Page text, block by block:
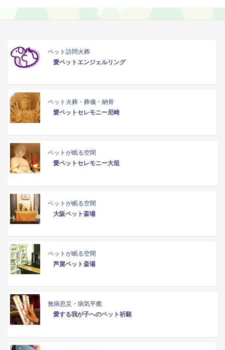
ペット訪問火葬
愛ペットエンジェルリング
ペット火葬・葬儀・納骨
愛ペットセレモニー尼崎
ペットが眠る空間
愛ペットセレモニー大垣
ペットが眠る空間
大阪ペット斎場
ペットが眠る空間
芦屋ペット斎場
無病息災・病気平癒
愛する我が子へのペット祈願